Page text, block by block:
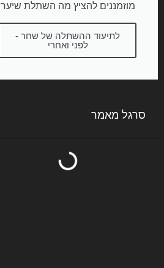
מוזמננים להציץ מה השתלת שיער
לתיעוד ההשתלה של שחר -
לפני ואחרי
סרגל מאמר